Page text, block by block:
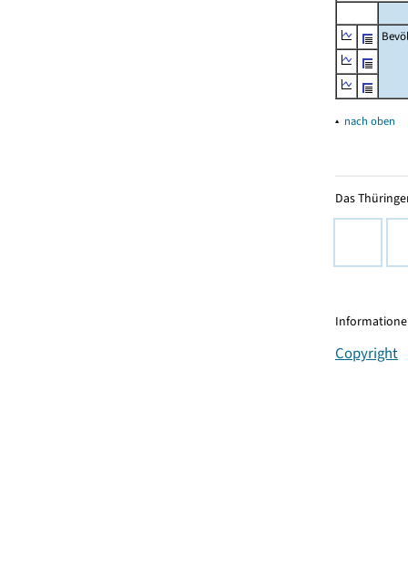
▴ nach oben
Das
Copyright